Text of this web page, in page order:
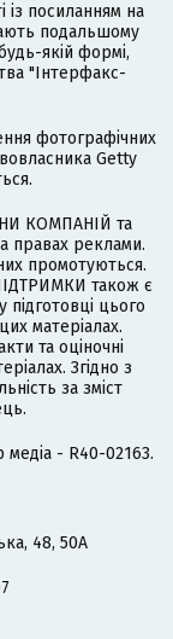
із посиланням на
подальшому
якій формі,
"Інтерфакс-
фотографічних
Getty
КОМПАНІЙ та
правах реклами.
промотуються.
також є
цього
матеріалах.
та оціночні
Згідно з
за зміст
медіа - R40-02163.
48, 50А